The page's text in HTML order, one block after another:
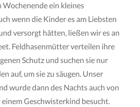
ein kleines
wenn die Kinder es am Liebsten
versorgt hätten, ließen wir es an
Feldhasenmütter verteilen ihre
Schutz und suchen sie nur
auf, um sie zu säugen. Unser
wurde dann des Nachts auch von
Geschwisterkind besucht.